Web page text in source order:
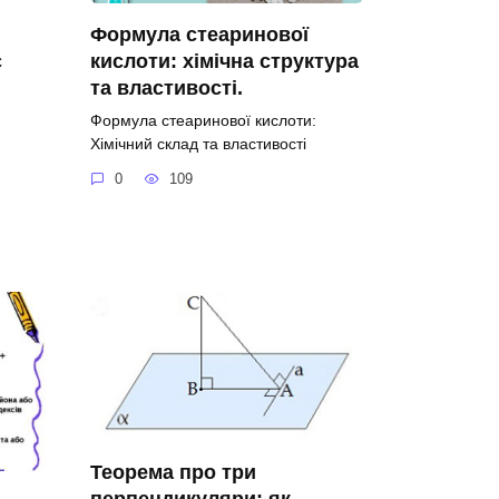
Формула стеаринової
кислоти: хімічна структура
та властивості.
Формула стеаринової кислоти:
Хімічний склад та властивості
0 109
Теорема про три